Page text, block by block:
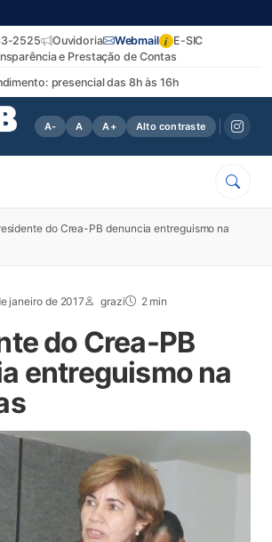
presencial das 8h às 16h
2525 Ouvidoria Webmail i E-SIC
e Prestação de Contas
A- A A+ Alto contraste
do Crea-PB denuncia entreguismo na
janeiro de 2017 grazi 2 min
do Crea-PB
entreguismo na